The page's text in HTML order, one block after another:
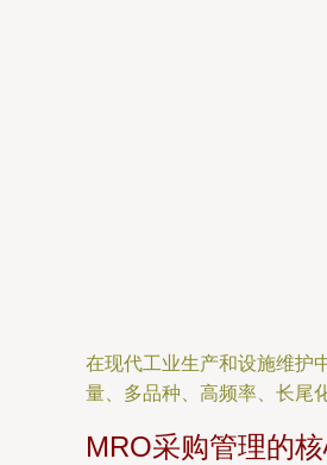
在现代工业生产和设施维护
量、多品种、高频率、长尾
MRO采购管理的